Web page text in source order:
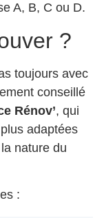
A, B, C ou D.
?
toujours avec
conseillé
Rénov’, qui
adaptées
nature du
: